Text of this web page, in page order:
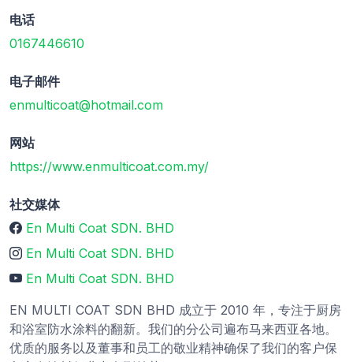
电话
0167446610
电子邮件
enmulticoat@hotmail.com
网站
https://www.enmulticoat.com.my/
社交媒体
En Multi Coat SDN. BHD
En Multi Coat SDN. BHD
En Multi Coat SDN. BHD
EN MULTI COAT SDN BHD 成立于 2010 年，专注于厨房
和浴室防水涂料的翻新。我们的分公司遍布马来西亚各地。
优质的服务以及董事和员工的敬业精神确保了我们的客户保